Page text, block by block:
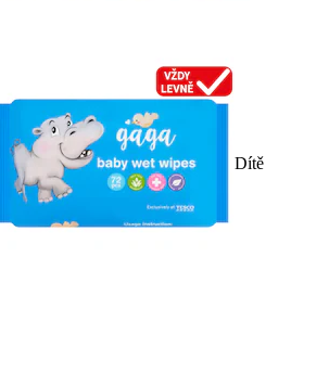
Dítě